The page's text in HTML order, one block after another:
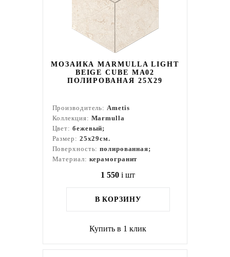
МОЗАИКА MARMULLA LIGHT
BEIGE CUBE MA02
ПОЛИРОВАНАЯ 25X29
Производитель:Ametis
Коллекция: Marmulla
Цвет: бежевый;
Размер: 25x29см.
Поверхность:полированная;
Материал: керамогранит
1 550 i шт
В КОРЗИНУ
Купить в 1 клик